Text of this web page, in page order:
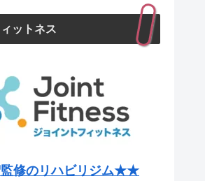
ットネス
修のリハビリジム★★